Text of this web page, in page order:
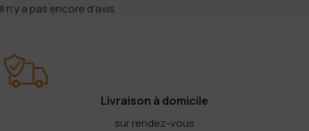
Il n’y a pas encore d’avis.
Livraison à domicile
sur rendez-vous